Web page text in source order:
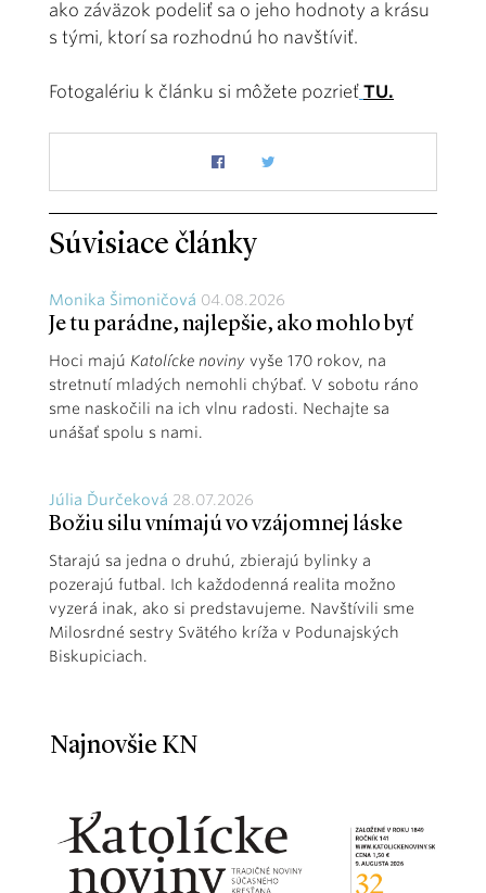
ako záväzok podeliť sa o jeho hodnoty a krásu
s tými, ktorí sa rozhodnú ho navštíviť.
Fotogalériu k článku si môžete pozrieť TU.
Súvisiace články
Monika Šimoničová 04.08.2026
Je tu parádne, najlepšie, ako mohlo byť
Hoci majú Katolícke noviny vyše 170 rokov, na
stretnutí mladých nemohli chýbať. V sobotu ráno
sme naskočili na ich vlnu radosti. Nechajte sa
unášať spolu s nami.
Júlia Ďurčeková 28.07.2026
Božiu silu vnímajú vo vzájomnej láske
Starajú sa jedna o druhú, zbierajú bylinky a
pozerajú futbal. Ich každodenná realita možno
vyzerá inak, ako si predstavujeme. Navštívili sme
Milosrdné sestry Svätého kríža v Podunajských
Biskupiciach.
Najnovšie KN